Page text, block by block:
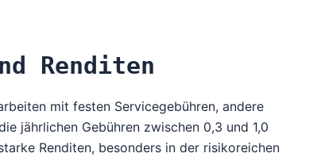
Renditen
mit festen Servicegebühren, andere
jährlichen Gebühren zwischen 0,3 und 1,0
Renditen, besonders in der risikoreichen